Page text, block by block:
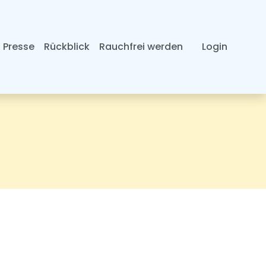
Presse Rückblick Rauchfrei werden Login